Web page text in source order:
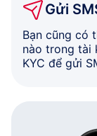
Gửi
Bạn cũng có
nào trong tài
KYC để gửi